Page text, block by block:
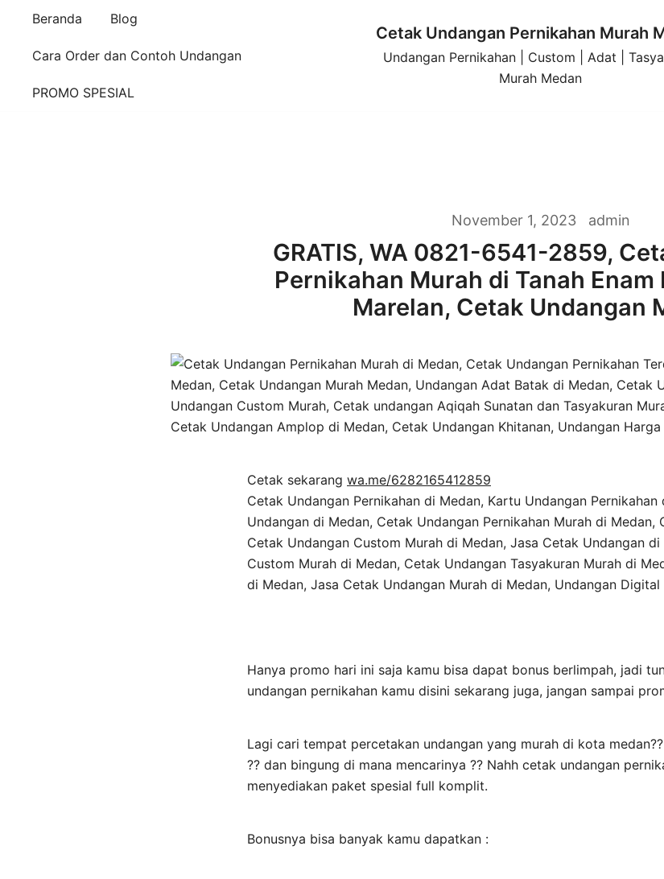
Beranda Blog
Cara Order dan Contoh Undangan
PROMO SPESIAL
Cetak Undangan Pernikahan Murah
Undangan Pernikahan | Custom | Adat |
Murah Medan
November 1, 2023 admin
GRATIS, WA 0821-6541-2859,
Pernikahan Murah di Tanah Enam
Marelan, Cetak Undangan
Cetak sekarang wa.me/6282165412859
Cetak Undangan Pernikahan di Medan, Kartu Undangan
Undangan di Medan, Cetak Undangan Pernikahan Murah di Medan,
Cetak Undangan Custom Murah di Medan, Jasa Cetak Undangan
Custom Murah di Medan, Cetak Undangan Tasyakuran Murah di
di Medan, Jasa Cetak Undangan Murah di Medan, Undangan
Hanya promo hari ini saja kamu bisa dapat bonus berlimpah, jadi
undangan pernikahan kamu disini sekarang juga, jangan sampai
Lagi cari tempat percetakan undangan yang murah di kota
?? dan bingung di mana mencarinya ?? Nahh cetak undangan
menyediakan paket spesial full komplit.
Bonusnya bisa banyak kamu dapatkan :